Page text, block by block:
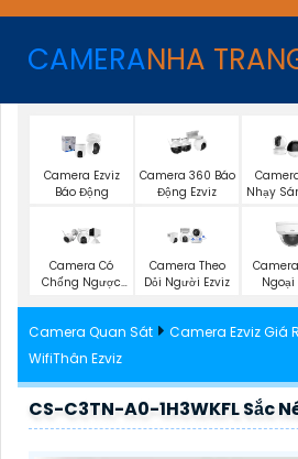
CAMERANHA
Camera Ezviz
Báo Động
Camera 360 Báo
Động Ezviz
Nhạy
Camera Có
Chống Ngược
Camera Theo
Dỏi Người Ezviz
Ngoại
Camera Quan Sát Camera Ezviz Giá
WifiThân Ezviz
CS-C3TN-A0-1H3WKFL Sắc